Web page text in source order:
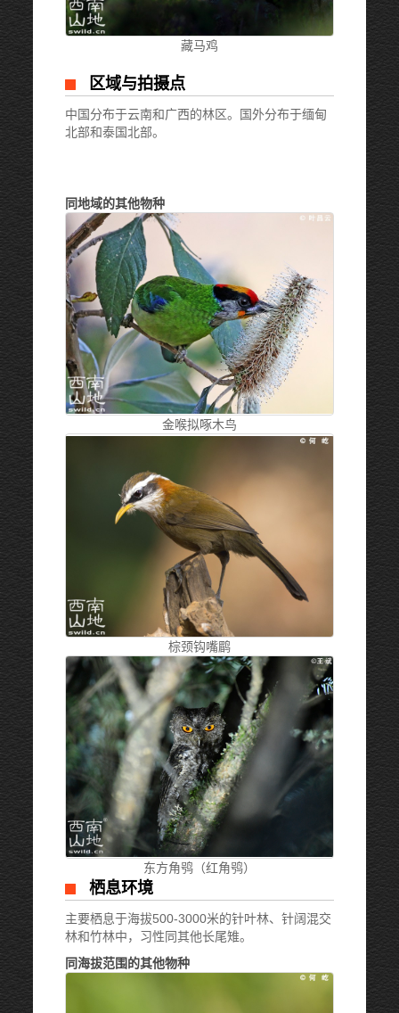
藏马鸡
区域与拍摄点
中国分布于云南和广西的林区。国外分布于缅甸
北部和泰国北部。
同地域的其他物种
金喉拟啄木鸟
棕颈钩嘴鹛
东方角鸮（红角鸮）
栖息环境
主要栖息于海拔500-3000米的针叶林、针阔混交
林和竹林中，习性同其他长尾雉。
同海拔范围的其他物种